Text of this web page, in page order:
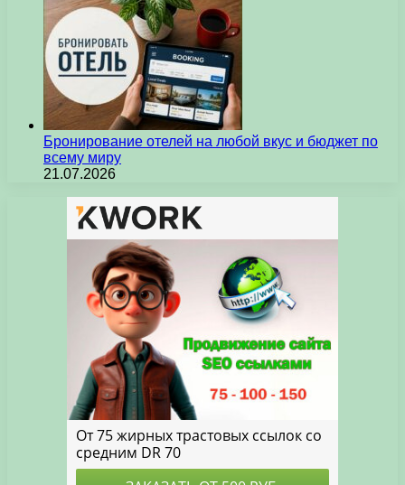
Бронирование отелей на любой вкус и бюджет по
всему миру
21.07.2026